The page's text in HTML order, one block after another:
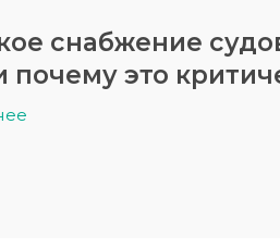
снабжение
почему это